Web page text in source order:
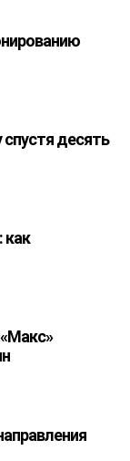
десять
как